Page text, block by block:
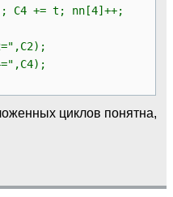
C4 += t; nn[4]++;
циклов понятна,